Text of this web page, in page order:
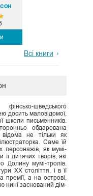
Всі книги
шведського
досить маловідомої,
школи письменників.
обдарована
відома не тільки як
Саме їй
персонажів, як мумі-
дитячих творів, які
Долину мумі-тролів.
ХХ століття, і в її
премії, а на острові,
нині заснований дім-